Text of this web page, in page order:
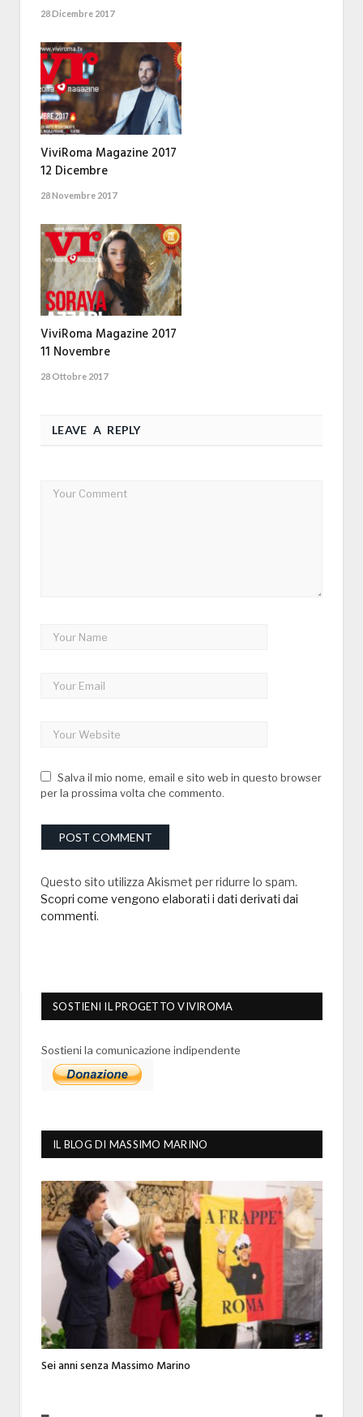
28 Dicembre 2017
ViviRoma Magazine 2017
12 Dicembre
28 Novembre 2017
ViviRoma Magazine 2017
11 Novembre
28 Ottobre 2017
LEAVE A REPLY
Salva il mio nome, email e sito web in questo browser
per la prossima volta che commento.
Questo sito utilizza Akismet per ridurre lo spam.
Scopri come vengono elaborati i dati derivati dai
commenti.
SOSTIENI IL PROGETTO VIVIROMA
Sostieni la comunicazione indipendente
IL BLOG DI MASSIMO MARINO
Sei anni senza Massimo Marino